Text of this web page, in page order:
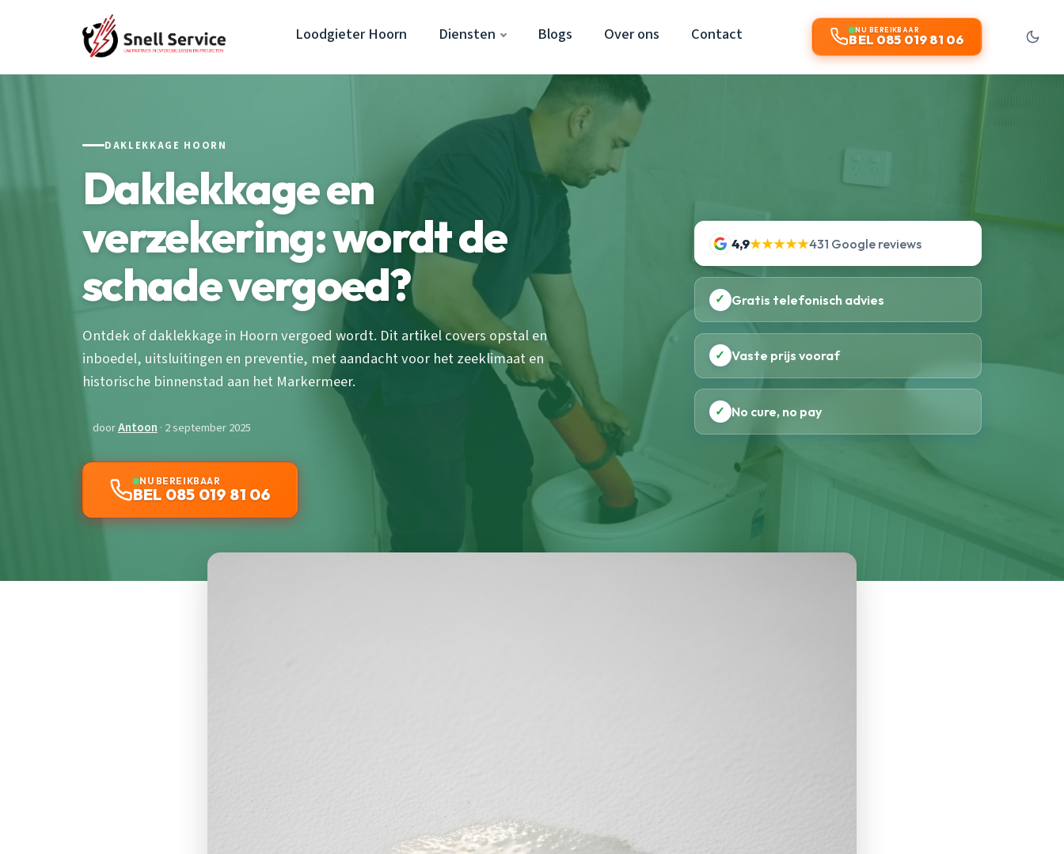
Loodgieter Hoorn Diensten Blogs Over ons Contact NU BEREIKBAAR
BEL 085 019 81 06
DAKLEKKAGE HOORN
Daklekkage en
verzekering: wordt de
schade vergoed?
Ontdek of daklekkage in Hoorn vergoed wordt. Dit artikel covers opstal en
inboedel, uitsluitingen en preventie, met aandacht voor het zeeklimaat en
historische binnenstad aan het Markermeer.
doorAntoon · 2 september 2025
NU BEREIKBAAR
BEL 085 019 81 06
4,9★★★★★431 Google reviews
✓ Gratis telefonisch advies
✓ Vaste prijs vooraf
✓ No cure, no pay